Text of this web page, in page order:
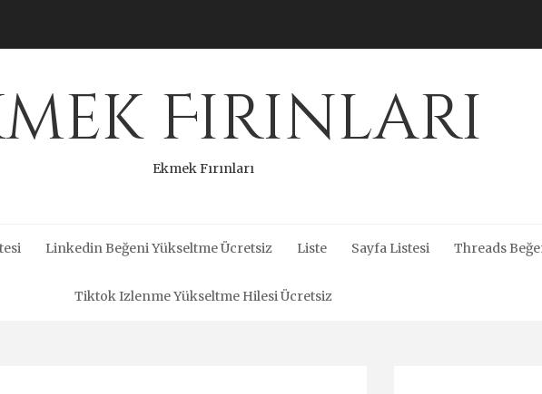
Fırınları
Ekmek Fırınları
Linkedin Beğeni Yükseltme Ücretsiz Liste Sayfa Listesi Threads
Tiktok Izlenme Yükseltme Hilesi Ücretsiz